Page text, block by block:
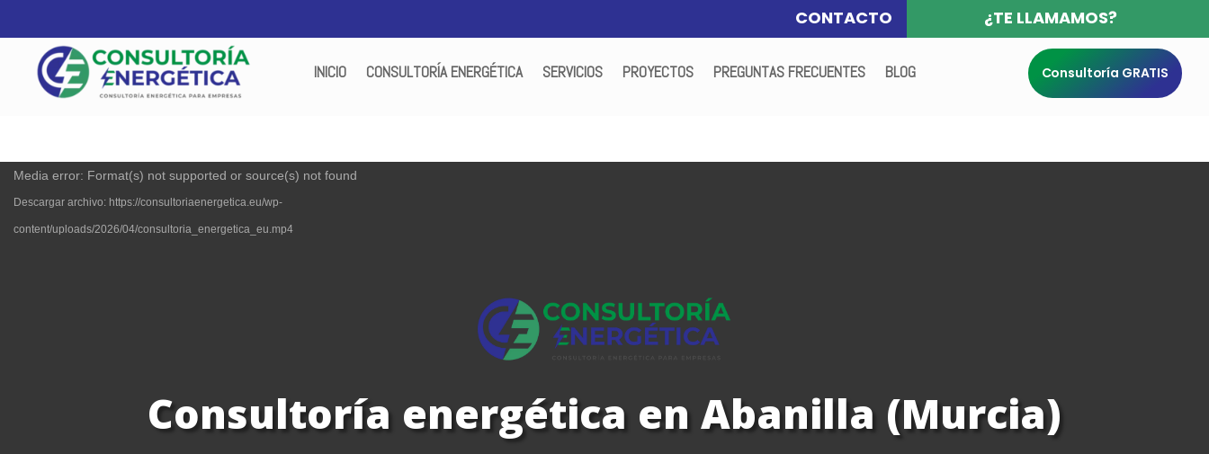
CONTACTO ¿TE LLAMAMOS?
INICIO CONSULTORÍA ENERGÉTICA SERVICIOS PROYECTOS PREGUNTAS FRECUENTES BLOG Consultoría GRATIS
Consultoría energética en Abanilla (Murcia)
Reproductor
de
vídeo
Media error: Format(s) not supported or source(s) not found
Descargar archivo: https://consultoriaenergetica.eu/wp-
content/uploads/2026/04/consultoria_energetica_eu.mp4